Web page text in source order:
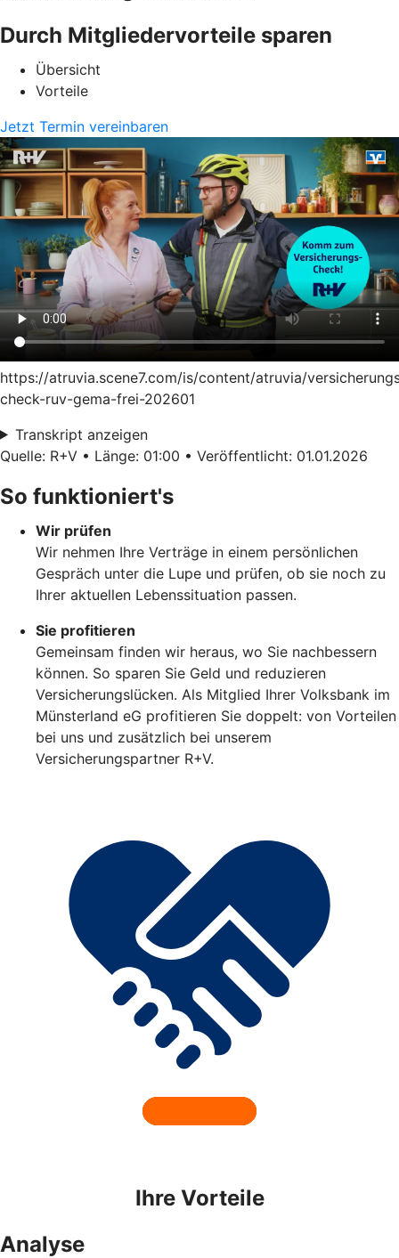
Durch Mitgliedervorteile sparen
Übersicht
Vorteile
Jetzt Termin vereinbaren
https://atruvia.scene7.com/is/content/atruvia/
check-ruv-gema-frei-202601
Transkript anzeigen
Quelle: R+V • Länge: 01:00 • Veröffentlicht: 01.01.2026
So funktioniert's
Wir prüfen
Wir nehmen Ihre Verträge in einem persönlichen
Gespräch unter die Lupe und prüfen, ob sie noch zu
Ihrer aktuellen Lebenssituation passen.
Sie profitieren
Gemeinsam finden wir heraus, wo Sie nachbessern
können. So sparen Sie Geld und reduzieren
Versicherungslücken. Als Mitglied Ihrer Volksbank im
Münsterland eG profitieren Sie doppelt: von Vorteilen
bei uns und zusätzlich bei unserem
Versicherungspartner R+V.
Ihre Vorteile
Analyse